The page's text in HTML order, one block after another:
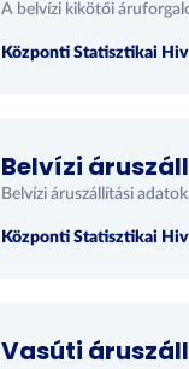
A belvízi kikötői
Központi Statisztikai
Belvízi
Belvízi áruszállítási
Központi Statisztikai
Vasúti